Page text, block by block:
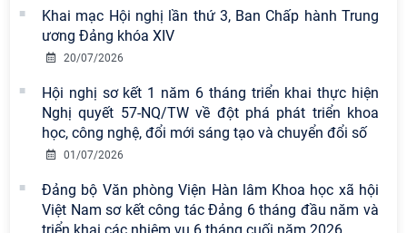
Khai mạc Hội nghị lần thứ 3, Ban Chấp hành Trung
ương Đảng khóa XIV
20/07/2026
Hội nghị sơ kết 1 năm 6 tháng triển khai thực hiện
Nghị quyết 57-NQ/TW về đột phá phát triển khoa
học, công nghệ, đổi mới sáng tạo và chuyển đổi số
01/07/2026
Đảng bộ Văn phòng Viện Hàn lâm Khoa học xã hội
Việt Nam sơ kết công tác Đảng 6 tháng đầu năm và
Viện Hàn lâm Khoa học xã hội Việt
Nam có 02 tác phẩm đạt giải khuyến
khích tại Cuộc thi chính luận bảo vệ
nền tảng tư tưởng của Đảng năm
2026